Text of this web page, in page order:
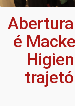
é